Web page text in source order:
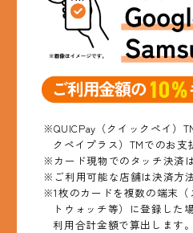
※QUICPay（クイックペイ）
クペイプラス）TMでのお支
※カード現物でのタッチ決済
※ご利用可能な店舗は決済方
※1枚のカードを複数の端末
トウォッチ等）に登録した
利用合計金額で算出します。